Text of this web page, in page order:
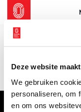
Deze website
We gebruiken
personaliseren, om
en om ons